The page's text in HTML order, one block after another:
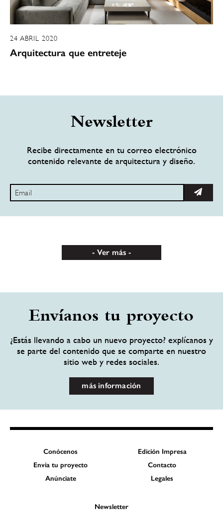
24 ABRIL 2020
Arquitectura que entreteje
Newsletter
Recibe directamente en tu correo electrónico
contenido relevante de arquitectura y diseño.
Ver más
Envíanos tu proyecto
¿Estás llevando a cabo un nuevo proyecto? explícanos y
se parte del contenido que se comparte en nuestro
sitio web y redes sociales.
más información
Conócenos
Edición Impresa
Envía tu proyecto
Contacto
Anúnciate
Legales
Newsletter